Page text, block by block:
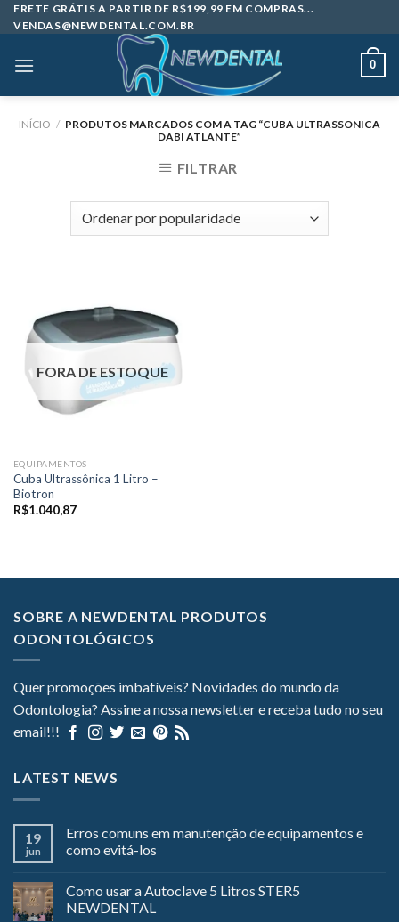
Skip
to
FRETE GRÁTIS A PARTIR DE R$199,99 EM COMPRAS...
VENDAS@NEWDENTAL.COM.BR
0
INÍCIO / PRODUTOS MARCADOS COM A TAG “CUBA ULTRASSONICA
DABI ATLANTE”
FILTRAR
FORA DE ESTOQUE
EQUIPAMENTOS
Cuba Ultrassônica 1 Litro –
Biotron
R$1.040,87
SOBRE A NEWDENTAL PRODUTOS
ODONTOLÓGICOS
Quer promoções imbatíveis? Novidades do mundo da
Odontologia? Assine a nossa newsletter e receba tudo no seu
email!!!
LATEST NEWS
19
jun
Erros comuns em manutenção de equipamentos e
como evitá-los
Como usar a Autoclave 5 Litros STER5
NEWDENTAL